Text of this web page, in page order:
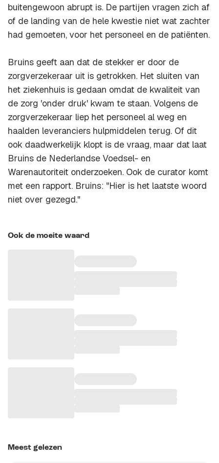
buitengewoon abrupt is. De partijen vragen zich af
of de landing van de hele kwestie niet wat zachter
had gemoeten, voor het personeel en de patiënten.
Bruins geeft aan dat de stekker er door de
zorgverzekeraar uit is getrokken. Het sluiten van
het ziekenhuis is gedaan omdat de kwaliteit van
de zorg 'onder druk' kwam te staan. Volgens de
zorgverzekeraar liep het personeel al weg en
haalden leveranciers hulpmiddelen terug. Of dit
ook daadwerkelijk klopt is de vraag, maar dat laat
Bruins de Nederlandse Voedsel- en
Warenautoriteit onderzoeken. Ook de curator komt
met een rapport. Bruins: "Hier is het laatste woord
niet over gezegd."
Ook de moeite waard
Meest gelezen